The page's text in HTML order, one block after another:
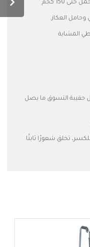
150 كجم
أن تحمل حقيبة التسوق ما يصل
تخلق شعورًا ثابتًا